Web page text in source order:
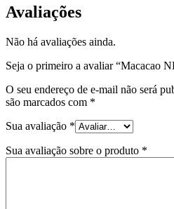
Avaliações
Não há avaliações ainda.
Seja o primeiro a avaliar “Macacao
O seu endereço de e-mail não será
são marcados com *
Sua avaliação *
Sua avaliação sobre o produto *